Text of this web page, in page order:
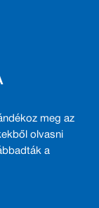
meg az
olvasni
a